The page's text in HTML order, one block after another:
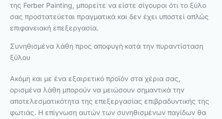
της Ferber Painting, μπορείτε να είστε σίγουροι ότι το ξύλο
σας προστατεύεται πραγματικά και δεν έχει υποστεί απλώς
επιφανειακή επεξεργασία.
Συνηθισμένα λάθη προς αποφυγή κατά την πυραντίσταση
ξύλου
Ακόμη και με ένα εξαιρετικό προϊόν στα χέρια σας,
ορισμένα λάθη μπορούν να μειώσουν σημαντικά την
αποτελεσματικότητα της επεξεργασίας επιβραδυντικής της
φωτιάς. Η επίγνωση αυτών των συνηθισμένων παγίδων θα